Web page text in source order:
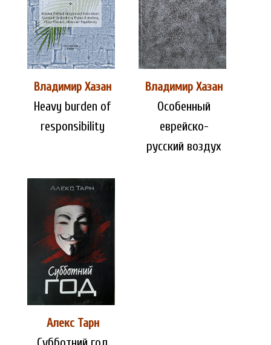
Владимир Хазан
Heavy burden of
responsibility
Владимир Хазан
Особенный
еврейско-
русский воздух
Алекс Тарн